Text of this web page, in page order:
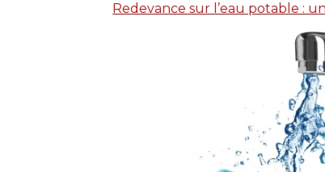
Redevance sur l’eau potable :